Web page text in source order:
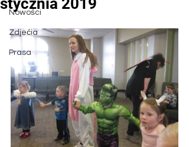
Nowości
Zdjećia
Prasa
stycznia 2019